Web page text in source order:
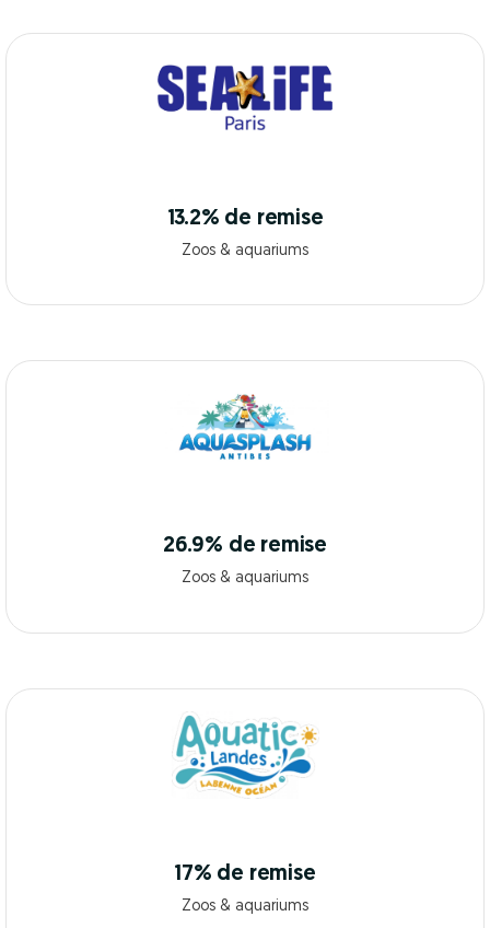
13.2% de remise
Zoos & aquariums
26.9% de remise
Zoos & aquariums
17% de remise
Zoos & aquariums